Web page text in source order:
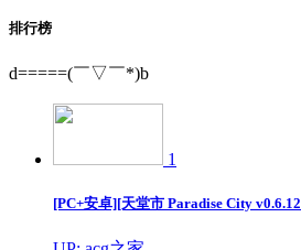
排行榜
d=====(￣▽￣*)b
1
[PC+安卓][天堂市 Paradise City v0.6.12